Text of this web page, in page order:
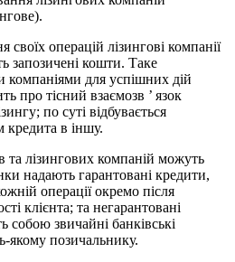
своїх операцій лізингові компанії
запозичені кошти. Таке
компаніями для успішних дій
про тісний взаємозв ’ язок
по суті відбувається
кредита в іншу.
та лізингових компаній можуть
надають гарантовані кредити,
операції окремо після
клієнта; та негарантовані
собою звичайні банківські
якому позичальнику.